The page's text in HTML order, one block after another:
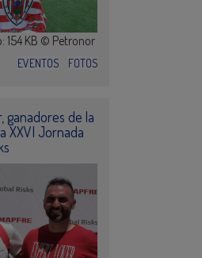
154 KB © Petronor
EVENTOS FOTOS
ganadores de la
XXVI Jornada